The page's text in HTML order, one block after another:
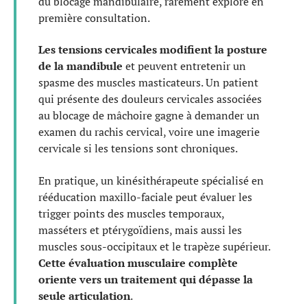
première consultation.
Les tensions cervicales modifient la posture
de la mandibule et peuvent entretenir un
spasme des muscles masticateurs. Un patient
qui présente des douleurs cervicales associées
au blocage de mâchoire gagne à demander un
examen du rachis cervical, voire une imagerie
cervicale si les tensions sont chroniques.
En pratique, un kinésithérapeute spécialisé en
rééducation maxillo-faciale peut évaluer les
trigger points des muscles temporaux,
masséters et ptérygoïdiens, mais aussi les
muscles sous-occipitaux et le trapèze supérieur.
Cette évaluation musculaire complète
oriente vers un traitement qui dépasse la
seule articulation.